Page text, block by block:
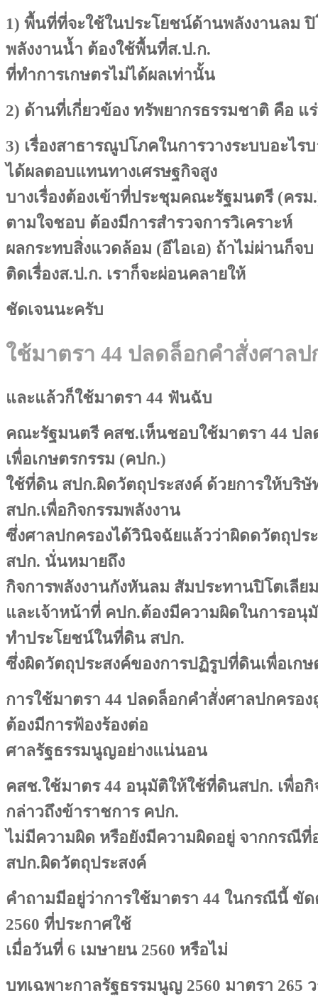
1) พื้นที่ที่จะใช้ในประโยชน์ด้านพลังงานลม ปิ
พลังงานน้ำ ต้องใช้พื้นที่ส.ป.ก.
ที่ทำการเกษตรไม่ได้ผลเท่านั้น
2) ด้านที่เกี่ยวข้อง ทรัพยากรธรรมชาติ คือ
3) เรื่องสาธารณูปโภคในการวางระบบอะไร
ได้ผลตอบแทนทางเศรษฐกิจสูง
บางเรื่องต้องเข้าที่ประชุมคณะรัฐมนตรี (คร
ตามใจชอบ ต้องมีการสำรวจการวิเคราะห์
ผลกระทบสิ่งแวดล้อม (อีไอเอ) ถ้าไม่ผ่านก็จ
ติดเรื่องส.ป.ก. เราก็จะผ่อนคลายให้
ชัดเจนนะครับ
ใช้มาตรา 44 ปลดล็อกคำสั่งศาลป
และแล้วก็ใช้มาตรา 44 ฟันฉับ
คณะรัฐมนตรี คสช.เห็นชอบใช้มาตรา 44 ป
เพื่อเกษตรกรรม (คปก.)
ใช้ที่ดิน สปก.ผิดวัตถุประสงค์ ด้วยการให้บริ
สปก.เพื่อกิจกรรมพลังงาน
ซึ่งศาลปกครองได้วินิจฉัยแล้วว่าผิดดวัตถุปร
สปก. นั่นหมายถึง
กิจการพลังงานกังหันลม สัมประทานปิโตเลีย
และเจ้าหน้าที่ คปก.ต้องมีความผิดในการอนุ
ทำประโยชน์ในที่ดิน สปก.
ซึ่งผิดวัตถุประสงค์ของการปฏิรูปที่ดินเพื่อเกษ
การใช้มาตรา 44 ปลดล็อกคำสั่งศาลปกครอ
ต้องมีการฟ้องร้องต่อ
ศาลรัฐธรรมนูญอย่างแน่นอน
คสช.ใช้มาตร 44 อนุมัติให้ใช้ที่ดินสปก. เพื่อ
กล่าวถึงข้าราชการ คปก.
ไม่มีความผิด หรือยังมีความผิดอยู่ จากกรณี
สปก.ผิดวัตถุประสงค์
คำถามมีอยู่ว่าการใช้มาตรา 44 ในกรณีนี้ ขั
2560 ที่ประกาศใช้
เมื่อวันที่ 6 เมษายน 2560 หรือไม่
บทเฉพาะกาลรัฐธรรมนูญ 2560 มาตรา 265